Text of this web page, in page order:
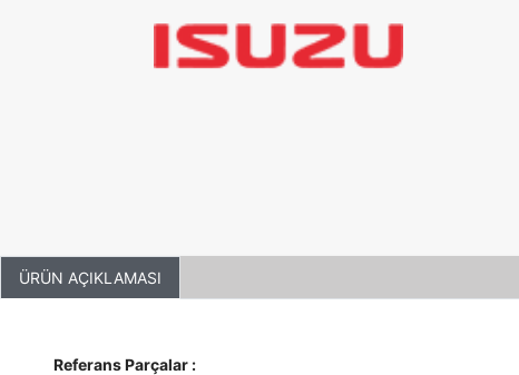
ÜRÜN AÇIKLAMASI
Referans Parçalar :